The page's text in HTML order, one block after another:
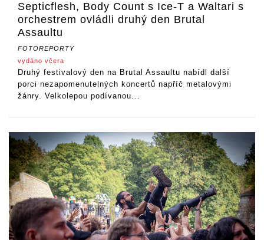
Septicflesh, Body Count s Ice-T a Waltari s
orchestrem ovládli druhý den Brutal
Assaultu
FOTOREPORTY
vydáno včera
Druhý festivalový den na Brutal Assaultu nabídl další
porci nezapomenutelných koncertů napříč metalovými
žánry. Velkolepou podívanou...